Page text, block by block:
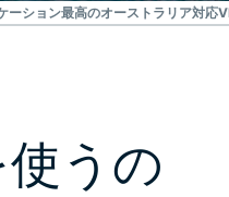
ーション最高のオーストラリア対応
うの